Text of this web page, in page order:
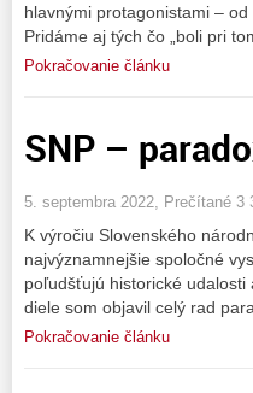
hlavnými protagonistami –
Pridáme aj tých čo „boli pri
Pokračovanie článku
SNP –
5. septembra 2022, Prečítané 3
K výročiu Slovenského
najvýznamnejšie spoločné
poľudšťujú historické
diele som objavil celý rad
Pokračovanie článku